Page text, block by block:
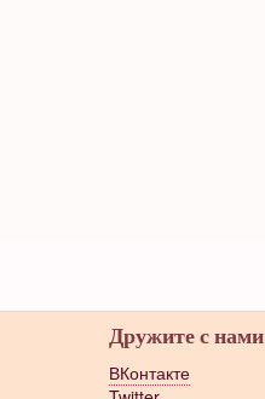
Дружите с нами
ВКонтакте